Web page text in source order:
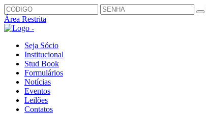
Área Restrita
Seja Sócio
Institucional
Stud Book
Formulários
Notícias
Eventos
Leilões
Contatos